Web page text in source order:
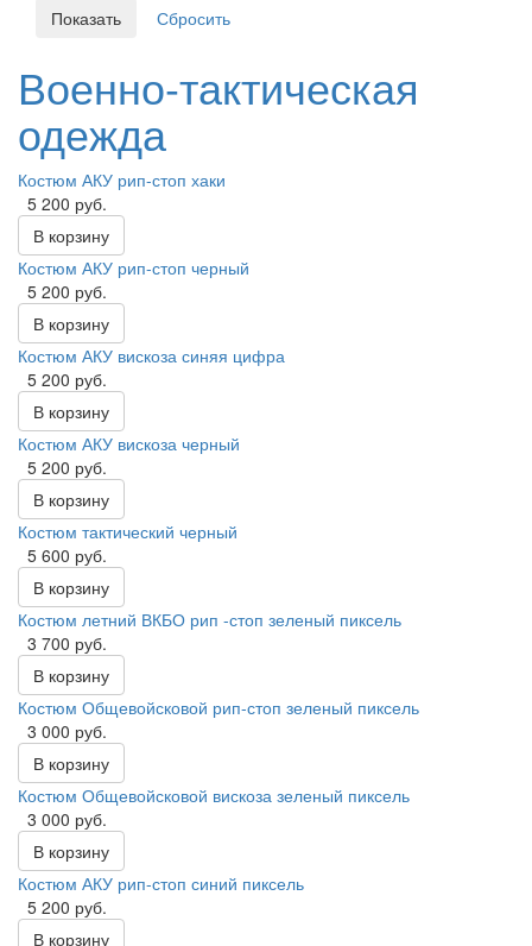
Военно-тактическая
одежда
Костюм АКУ рип-стоп хаки
5 200 руб.
В корзину
Костюм АКУ рип-стоп черный
5 200 руб.
В корзину
Костюм АКУ вискоза синяя цифра
5 200 руб.
В корзину
Костюм АКУ вискоза черный
5 200 руб.
В корзину
Костюм тактический черный
5 600 руб.
В корзину
Костюм летний ВКБО рип -стоп зеленый пиксель
3 700 руб.
В корзину
Костюм Общевойсковой рип-стоп зеленый пиксель
3 000 руб.
В корзину
Костюм Общевойсковой вискоза зеленый пиксель
3 000 руб.
В корзину
Костюм АКУ рип-стоп синий пиксель
5 200 руб.
В корзину